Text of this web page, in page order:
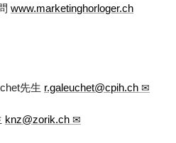
www.marketinghorloger.ch
先生 r.galeuchet@cpih.ch
knz@zorik.ch